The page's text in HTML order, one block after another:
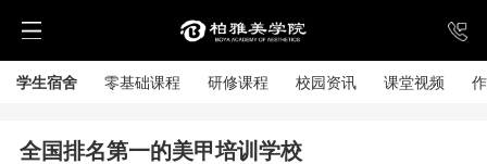
学生宿舍 零基础课程 研修课程 校园资讯 课堂视频
全国排名第一的美甲培训学校